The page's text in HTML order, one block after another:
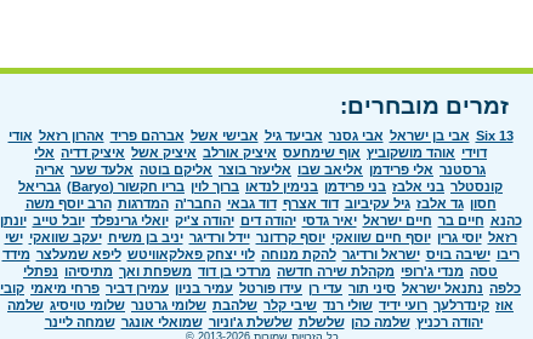
זמרים מובחרים:
Six 13 אבי בן ישראל אבי גסנר אביעד גיל אבישי אשל אברהם פריד אהרון רזאל אודי
דוידי אוהד מושקוביץ אוף שימחעס איציק אורלב איציק אשל איציק דדיה אלי
גרסטנר אלי פרידמן אליאב שבו אליעזר בוצר אליקם בוטה אלעד שער אריה
קונסטלר בני אלבז בני פרידמן בנימין לנדאו ברוך לוין בריו חקשור (Baryo)
גבריאל
חסון גד אלבז גיל עקיביוב דוד אצרף דוד גבאי החבר'ה המדרגות הרב יוסף משה
כהנא חיים בר חיים ישראל יאיר גדסי יהודה דים יהודה צ'יק יואלי גרינפלד יובל טייב יונתן
רזאל יוסי גרין יוסף חיים שוואקי יוסף קרדונר יידל ורדיגר יניב בן משיח יעקב שוואקי ישי
ריבו ישיבה בויס ישראל ורדיגר להקת מנוחה לוי יצחק פאלקאוויטש ליפא שמעלצר מידד
טסה מנדי ג'רופי מקהלת שירה חדשה מרדכי בן דוד משפחת ואך מתיסיהו נפתלי
כלפה נתנאל ישראל סיני תור עדי רן עידו פורטל עמיר בניון עמירן דביר פרחי מיאמי קובי
אוז קינדרלעך רועי ידיד שולי רנד שיבי קלר שלהבת שלומי גרטנר שלומי טויסיג שלמה
יהודה רכניץ שלמה כהן שלשלת שלשלת ג'וניור שמואלי אונגר שמחה ליינר
כל הזכויות שמורות 2013-2026 ©.